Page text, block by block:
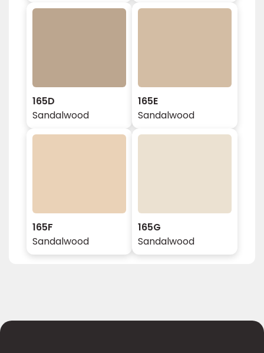
165D
Sandalwood
165E
Sandalwood
165F
Sandalwood
165G
Sandalwood